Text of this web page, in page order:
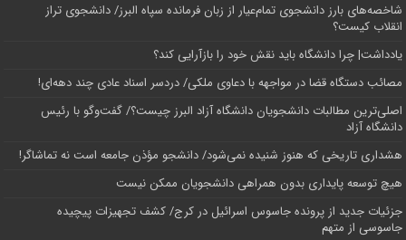
شاخصه‌های بارز دانشجوی تمام‌عیار از زبان فرمانده سپاه البرز/ دانشجوی تراز
انقلاب کیست؟
یادداشت| چرا دانشگاه باید نقش خود را بازآرایی کند؟
مصائب دستگاه قضا در مواجهه با دعاوی ملکی/ دردسر اسناد عادی چند‌ دهه‌ای!
اصلی‌ترین مطالبات دانشجویان دانشگاه آزاد البرز چیست؟/ گفت‌وگو با رئیس
دانشگاه آز‌اد
هشداری تاریخی که هنوز شنیده نمی‌شود/ دانشجو مؤذن جامعه است نه تماشاگر!
هیچ توسعه پایداری بدون همراهی دانشجویان ممکن نیست
جزئیات جدید از پرونده جاسوس اسرائیل در کرج/‌ کشف تجهیزات پیچیده
جاسوسی از متهم